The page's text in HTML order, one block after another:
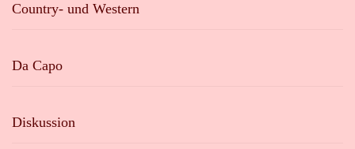
Country- und Western
Da Capo
Diskussion